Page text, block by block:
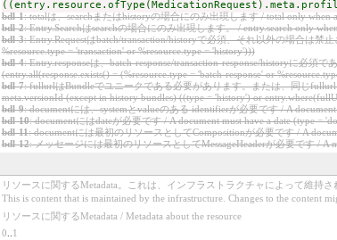
bdl-1: totalは、searchまたはhistoryの場合にのみ出現します / total only when
bdl-2: Entry.Searchはsearchの場合にのみ出現します。 / entry.search only
bdl-3: Entry.Requestはbatch/transaction/historyで必須、それ以外の場合は禁
%resource.type = 'transaction' or %resource.type = 'history')))
bdl-4: Entry.responseは、batch-response/transaction-response/historyに必須
(entry.all(response.exists() = (%resource.type = 'batch-response' or
bdl-7: fullurlはBundleでユニークである必要があります。または、同じfullurl
meta.versionId (except in history bundles) ((type = 'history') or
bdl-9: documentには、systemとvalueのある identifierが必要です / A
bdl-10: documentにはdateが必要です / A document must have a date (type =
bdl-11: documentには最初のリソースとしてCompositionが必要です / A
bdl-12: メッセージには最初のリソースとしてMessageHeaderが必要です / A
リソースに関するMetadata。これは、インフラストラクチャによって維持
This is content that is maintained by the infrastructure. Changes to the content
リソースに関するMetadata / Metadata about the resource
0
1